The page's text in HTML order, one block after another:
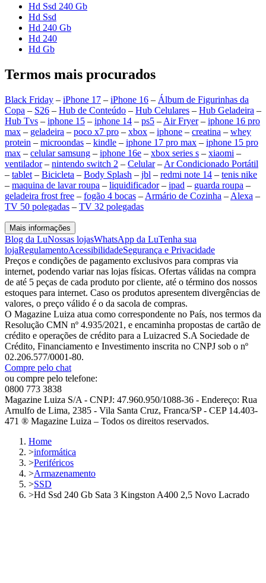
Hd Ssd 240 Gb
Hd Ssd
Hd 240 Gb
Hd 240
Hd Gb
Termos mais procurados
Black Friday – iPhone 17 – iPhone 16 – Álbum de Figurinhas da
Copa – S26 – Hub de Conteúdo – Hub Celulares – Hub Geladeira –
Hub Tvs – iphone 15 – iphone 14 – ps5 – Air Fryer– iphone 16 pro
max – geladeira – poco x7 pro – xbox – iphone – creatina – whey
protein – microondas – kindle – iphone 17 pro max – iphone 15 pro
max – celular samsung – iphone 16e – xbox series s – xiaomi –
ventilador– nintendo switch 2 – Celular– Ar Condicionado Portátil
– tablet – Bicicleta – Body Splash – jbl – redmi note 14 – tenis nike
– maquina de lavar roupa – liquidificador– ipad – guarda roupa –
geladeira frost free – fogão 4 bocas – Armário de Cozinha – Alexa –
TV 50 polegadas – TV 32 polegadas
Mais informações
Blog da LuNossas lojasWhatsApp da LuTenha sua
lojaRegulamentoAcessibilidadeSegurança e Privacidade
Preços e condições de pagamento exclusivos para compras via
internet, podendo variar nas lojas físicas. Ofertas válidas na compra
de até 5 peças de cada produto por cliente, até o término dos nossos
estoques para internet. Caso os produtos apresentem divergências de
valores, o preço válido é o da sacola de compras.
O Magazine Luiza atua como correspondente no País, nos termos da
Resolução CMN nº 4.935/2021, e encaminha propostas de cartão de
crédito e operações de crédito para a Luizacred S.A Sociedade de
Crédito, Financiamento e Investimento inscrita no CNPJ sob o nº
02.206.577/0001-80.
Compre pelo chat
ou compre pelo telefone:
0800 773 3838
Magazine Luiza S/A - CNPJ: 47.960.950/1088-36 - Endereço: Rua
Arnulfo de Lima, 2385 - Vila Santa Cruz, Franca/SP - CEP 14.403-
471 ® Magazine Luiza – Todos os direitos reservados.
Home
>informática
>Periféricos
>Armazenamento
>SSD
>Hd Ssd 240 Gb Sata 3 Kingston A400 2,5 Novo Lacrado